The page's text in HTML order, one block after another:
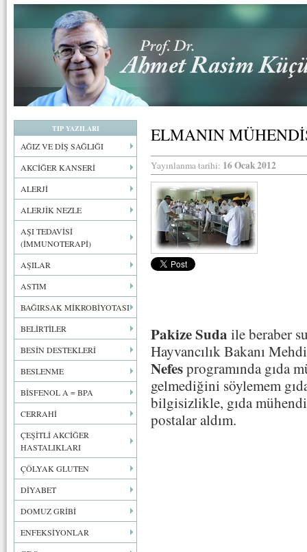
TIP YAZILARI
AĞIZ VE DİŞ SAĞLIĞI
AKCİĞER KANSERİ
ALERJİ
ALERJİK NEZLE
AŞI TEDAVİSİ
(İMMUNOTERAPİ)
AŞILAR
ASTIM
BAĞIRSAK MİKROBİYOTASI
BELİRTİLER
BESİN DESTEKLERİ
BESLENME
BİSFENOL A = BPA
CERRAHİ
ÇEŞİTLİ AKCİĞER
HASTALIKLARI
ÇÖLYAK GLUTEN
DİYABET
DOMUZ GRİBİ
ENFEKSİYONLAR
ELMANIN
Yayınlanma tarihi: 16 Ocak 2012
Pakize Suda ile beraber
Hayvancılık Bakanı
Nefesprogramında gıda
gelmediğini söylemem
bilgisizlikle, gıda
postalar aldım.